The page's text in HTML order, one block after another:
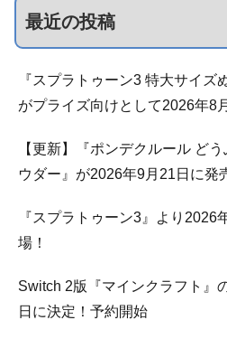
最近の投稿
『スプラトゥーン3 特大サイズ
がプライズ向けとして2026年8
【更新】『ポンデクルール ど
ウダー』が2026年9月21日に発
『スプラトゥーン3』より2026
場！
Switch 2版『マインクラフト』
日に決定！予約開始